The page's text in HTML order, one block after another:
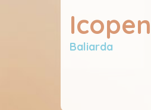
Baliarda